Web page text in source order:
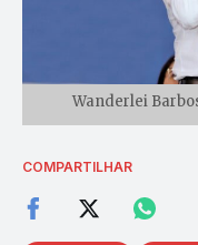
Wanderlei
COMPARTILHAR